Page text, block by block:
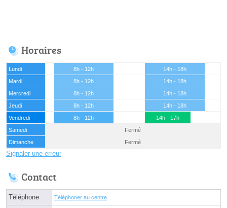
Horaires
Lundi 8h - 12h
14h - 18h
Mardi
8h - 12h
14h - 18h
Mercredi
8h - 12h
14h - 18h
Jeudi
8h - 12h
14h - 18h
Vendredi
8h - 12h
14h - 17h
Samedi
Fermé
Dimanche
Fermé
Signaler une erreur
Contact
Téléphone Téléphoner au centre